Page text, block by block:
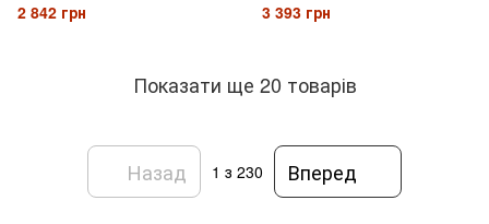
2 842 грн 3 393 грн
Показати ще 20 товарів
Назад 1 з 230 Вперед